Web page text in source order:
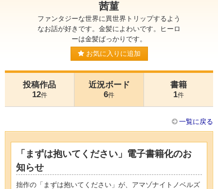
茜菫
ファンタジーな世界に異世界トリップするよう
なお話が好きです。金髪によわいです。ヒーロ
ーは金髪ばっかりです。
お気に入りに追加
投稿作品
12件
近況ボード
6件
書籍
1件
一覧に戻る
「まずは抱いてください」電子書籍化のお
知らせ
拙作の「まずは抱いてください」が、アマゾナイトノベルズ